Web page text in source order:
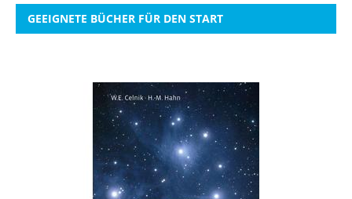
GEEIGNETE BÜCHER FÜR DEN START